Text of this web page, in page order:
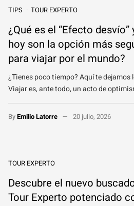
TIPS TOUR EXPERTO
¿Qué es el “Efecto
hoy son la opción más
para viajar por el mundo?
¿Tienes poco tiempo? Aquí te
Viajar es, ante todo, un acto de
ByEmilio Latorre 20 julio, 2026
TOUR EXPERTO
Descubre el nuevo
Tour Experto potenciado